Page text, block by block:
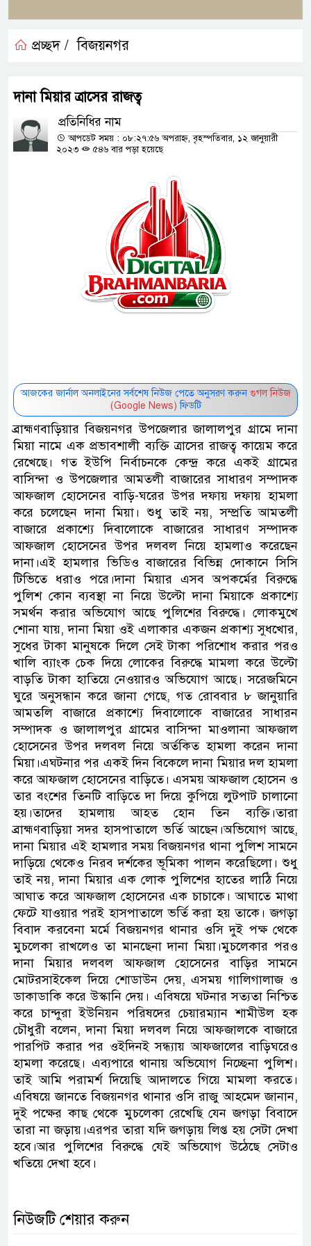
প্রচ্ছদ / বিজয়নগর
দানা মিয়ার ত্রাসের রাজত্ব
প্রতিনিধির নাম
আপডেট সময় : ০৮:২৭:৫৬ অপরাহ্ন, বৃহস্পতিবার, ১২ জানুয়ারী
২০২৩
৫৪৬ বার পড়া হয়েছে
আজকের জার্নাল অনলাইনের সর্বশেষ নিউজ পেতে অনুসরণ করুন গুগল নিউজ
(Google News) ফিডটি
ব্রাহ্মণবাড়িয়ার বিজয়নগর উপজেলার জালালপুর গ্রামে দানা
মিয়া নামে এক প্রভাবশালী ব্যক্তি ত্রাসের রাজত্ব কায়েম করে
রেখেছে। গত ইউপি নির্বাচনকে কেন্দ্র করে একই গ্রামের
বাসিন্দা ও উপজেলার আমতলী বাজারের সাধারণ সম্পাদক
আফজাল হোসেনের বাড়ি-ঘরের উপর দফায় দফায় হামলা
করে চলেছেন দানা মিয়া। শুধু তাই নয়, সম্প্রতি আমতলী
বাজারে প্রকাশ্যে দিবালোকে বাজারের সাধারণ সম্পাদক
আফজাল হোসেনের উপর দলবল নিয়ে হামলাও করেছেন
দানা।এই হামলার ভিডিও বাজারের বিভিন্ন দোকানে সিসি
টিভিতে ধরাও পরে।দানা মিয়ার এসব অপকর্মের বিরুদ্ধে
পুলিশ কোন ব্যবস্থা না নিয়ে উল্টো দানা মিয়াকে প্রকাশ্যে
সমর্থন করার অভিযোগ আছে পুলিশের বিরুদ্ধে। লোকমুখে
শোনা যায়, দানা মিয়া ওই এলাকার একজন প্রকাশ্য সুধখোর,
সুধের টাকা মানুষকে দিলে সেই টাকা পরিশোধ করার পরও
খালি ব্যাংক চেক দিয়ে লোকের বিরুদ্ধে মামলা করে উল্টো
বাড়তি টাকা হাতিয়ে নেওয়ারও অভিযোগ আছে। সরেজমিনে
ঘুরে অনুসন্ধান করে জানা গেছে, গত রোববার ৮ জানুয়ারি
আমতলি বাজারে প্রকাশ্যে দিবালোকে বাজারের সাধারন
সম্পাদক ও জালালপুর গ্রামের বাসিন্দা মাওলানা আফজাল
হোসেনের উপর দলবল নিয়ে অর্তকিত হামলা করেন দানা
মিয়া।এঘটনার পর একই দিন বিকেলে দানা মিয়ার দল হামলা
করে আফজাল হোসেনের বাড়িতে। এসময় আফজাল হোসেন ও
তার বংশের তিনটি বাড়িতে দা দিয়ে কুপিয়ে লুটপাট চালানো
হয়।তাদের হামলায় আহত হোন তিন ব্যক্তি।তারা
ব্রাহ্মণবাড়িয়া সদর হাসপাতালে ভর্তি আছেন।অভিযোগ আছে,
দানা মিয়ার এই হামলার সময় বিজয়নগর থানা পুলিশ সামনে
দাড়িয়ে থেকেও নিরব দর্শকের ভূমিকা পালন করেছিলো। শুধু
তাই নয়, দানা মিয়ার এক লোক পুলিশের হাতের লাঠি নিয়ে
আঘাত করে আফজাল হোসেনের এক চাচাকে। আঘাতে মাথা
ফেটে যাওয়ার পরই হাসপাতালে ভর্তি করা হয় তাকে। জগড়া
বিবাদ করবেনা মর্মে বিজয়নগর থানার ওসি দুই পক্ষ থেকে
মুচলেকা রাখলেও তা মানছেনা দানা মিয়া।মুচলেকার পরও
দানা মিয়ার দলবল আফজাল হোসেনের বাড়ির সামনে
মোটরসাইকেল দিয়ে শোডাউন দেয়, এসময় গালিগালাজ ও
ডাকাডাকি করে উস্কানি দেয়। এবিষয়ে ঘটনার সত্যতা নিশ্চিত
করে চান্দুরা ইউনিয়ন পরিষদের চেয়ারম্যান শামীউল হক
চৌধুরী বলেন, দানা মিয়া দলবল নিয়ে আফজালকে বাজারে
পারপিট করার পর ওইদিনই সন্ধ্যায় আফজালের বাড়িঘরেও
হামলা করেছে। এব্যপারে থানায় অভিযোগ নিচ্ছেনা পুলিশ।
তাই আমি পরামর্শ দিয়েছি আদালতে গিয়ে মামলা করতে।
এবিষয়ে জানতে বিজয়নগর থানার ওসি রাজু আহমেদ জানান,
দুই পক্ষের কাছ থেকে মুচলেকা রেখেছি যেন জগড়া বিবাদে
তারা না জড়ায়।এরপর তারা যদি জগড়ায় লিপ্ত হয় সেটা দেখা
হবে।আর পুলিশের বিরুদ্ধে যেই অভিযোগ উঠেছে সেটাও
খতিয়ে দেখা হবে।
নিউজটি শেয়ার করুন